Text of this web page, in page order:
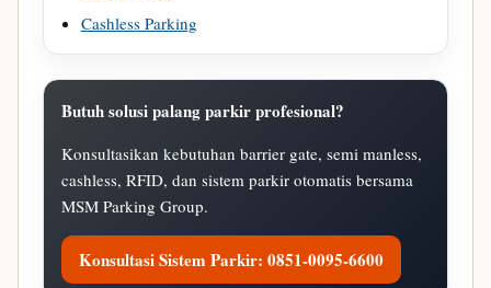
Cashless Parking
Butuh solusi palang parkir profesional?
Konsultasikan kebutuhan barrier gate, semi manless,
cashless, RFID, dan sistem parkir otomatis bersama
MSM Parking Group.
Konsultasi Sistem Parkir: 0851-0095-6600